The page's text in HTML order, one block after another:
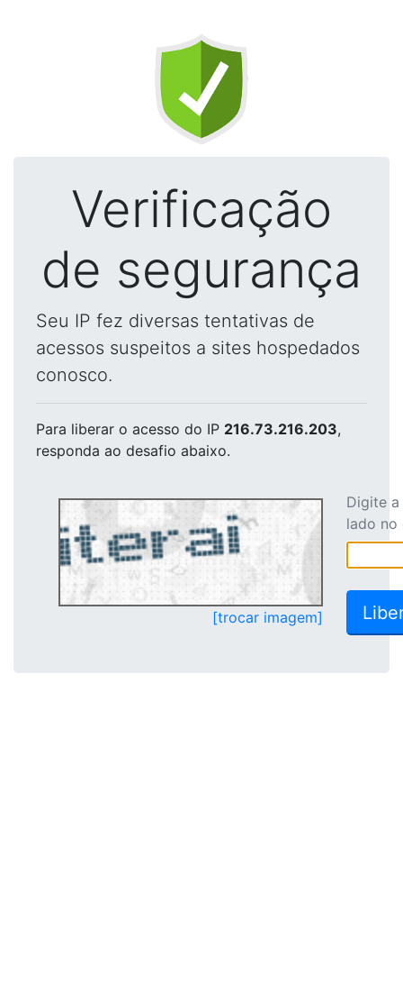
Verificação
de segurança
Seu IP fez diversas tentativas de
acessos suspeitos a sites hospedados
conosco.
Para liberar o acesso do IP 216.73.216.203,
responda ao desafio abaixo.
[trocar imagem]
Digite
lado no